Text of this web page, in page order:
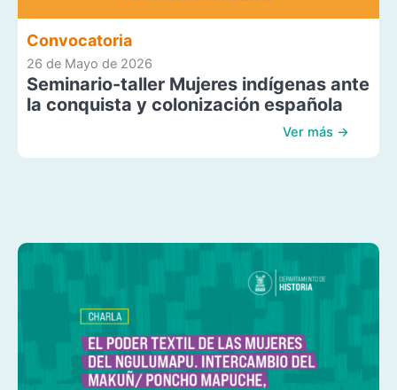
Convocatoria
26 de Mayo de 2026
Seminario-taller Mujeres indígenas ante
la conquista y colonización española
Ver más →